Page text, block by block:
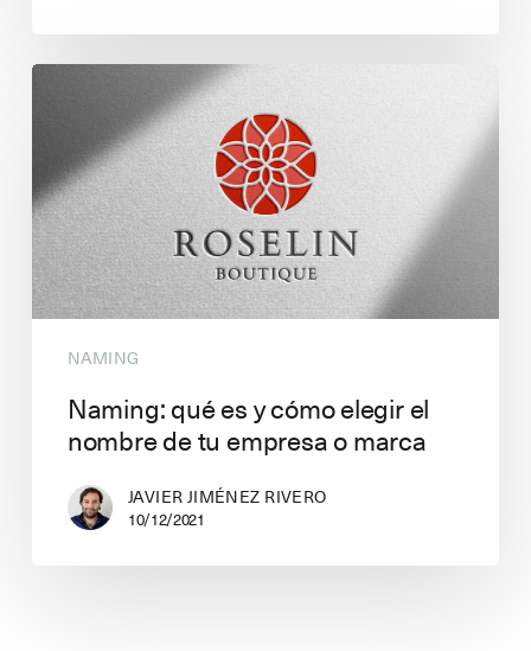
NAMING
Naming: qué es y cómo elegir el
nombre de tu empresa o marca
JAVIER JIMÉNEZ RIVERO
10/12/2021